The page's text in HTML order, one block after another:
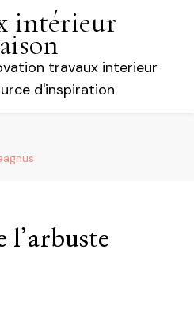
intérieur
travaux interieur
d'inspiration
l’arbuste